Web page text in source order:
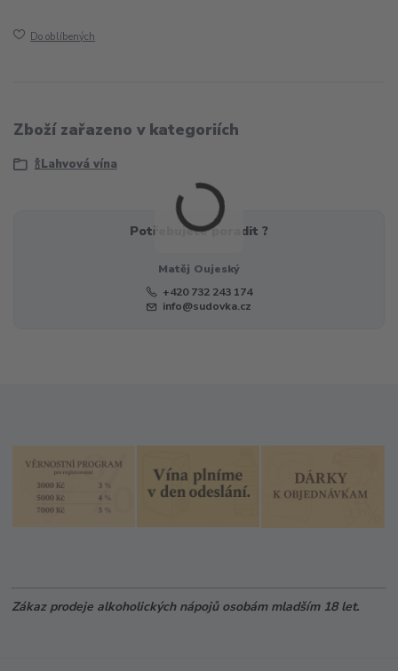
Do oblíbených
Zboží zařazeno v kategoriích
🍾Lahvová vína
Potřebujete poradit ?
Matěj Oujeský
+420 732 243 174
info@sudovka.cz
Zákaz prodeje alkoholických nápojů osobám mladším 18 let.